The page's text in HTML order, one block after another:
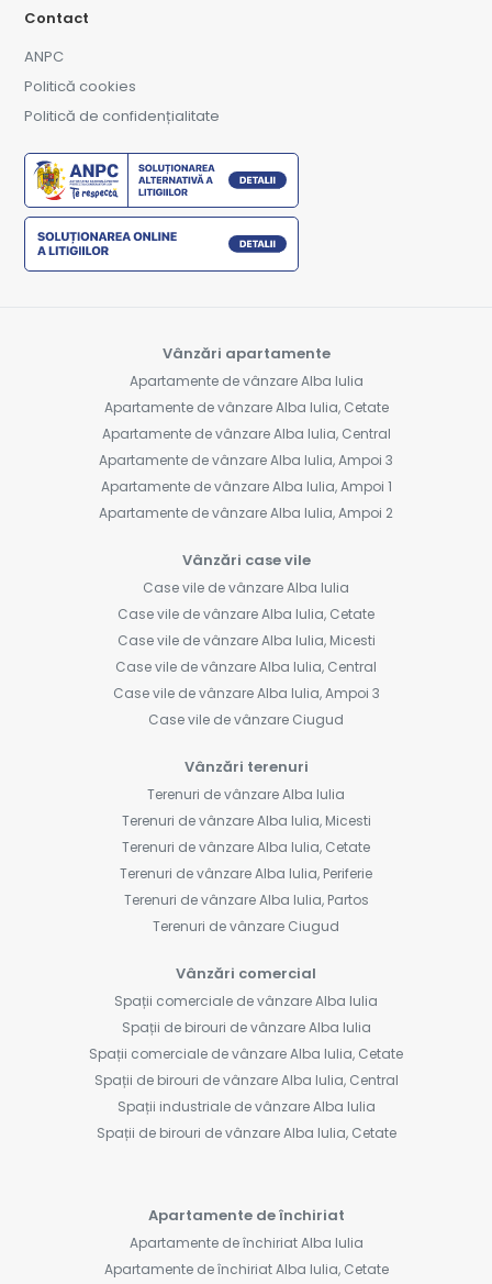
Contact
ANPC
Politică cookies
Politică de confidențialitate
Vânzări apartamente
Apartamente de vânzare Alba Iulia
Apartamente de vânzare Alba Iulia, Cetate
Apartamente de vânzare Alba Iulia, Central
Apartamente de vânzare Alba Iulia, Ampoi 3
Apartamente de vânzare Alba Iulia, Ampoi 1
Apartamente de vânzare Alba Iulia, Ampoi 2
Vânzări case vile
Case vile de vânzare Alba Iulia
Case vile de vânzare Alba Iulia, Cetate
Case vile de vânzare Alba Iulia, Micesti
Case vile de vânzare Alba Iulia, Central
Case vile de vânzare Alba Iulia, Ampoi 3
Case vile de vânzare Ciugud
Vânzări terenuri
Terenuri de vânzare Alba Iulia
Terenuri de vânzare Alba Iulia, Micesti
Terenuri de vânzare Alba Iulia, Cetate
Terenuri de vânzare Alba Iulia, Periferie
Terenuri de vânzare Alba Iulia, Partos
Terenuri de vânzare Ciugud
Vânzări comercial
Spații comerciale de vânzare Alba Iulia
Spații de birouri de vânzare Alba Iulia
Spații comerciale de vânzare Alba Iulia, Cetate
Spații de birouri de vânzare Alba Iulia, Central
Spații industriale de vânzare Alba Iulia
Spații de birouri de vânzare Alba Iulia, Cetate
Apartamente de închiriat
Apartamente de închiriat Alba Iulia
Apartamente de închiriat Alba Iulia, Cetate